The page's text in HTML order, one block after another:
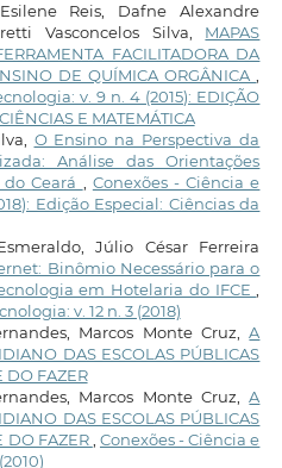
Reis, Dafne Alexandre
Vasconcelos Silva, MAPAS
FACILITADORA DA
DE QUÍMICA ORGÂNICA
v. 9 n. 4 (2015): EDIÇÃO
E MATEMÁTICA
O Ensino na Perspectiva da
Análise das Orientações
Ceará
Conexões - Ciência e
Edição Especial: Ciências da
Júlio César Ferreira
Binômio Necessário para o
em Hotelaria do IFCE
v. 12 n. 3 (2018)
Marcos Monte Cruz,A
DAS ESCOLAS PÚBLICAS
DO FAZER
Marcos Monte Cruz,A
DAS ESCOLAS PÚBLICAS
DO FAZER Conexões - Ciência e